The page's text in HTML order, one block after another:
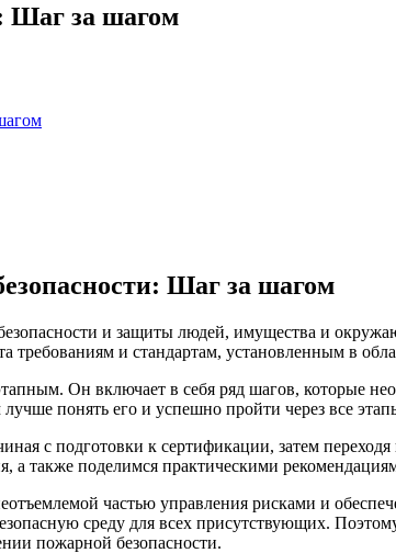
Шаг за шагом
Шаг за шагом
и защиты людей, имущества и
требованиям и стандартам, установленным в
Он включает в себя ряд шагов, которые
понять его и успешно пройти через все
с подготовки к сертификации, затем
а также поделимся практическими
частью управления рисками и
среду для всех присутствующих.
пожарной безопасности.